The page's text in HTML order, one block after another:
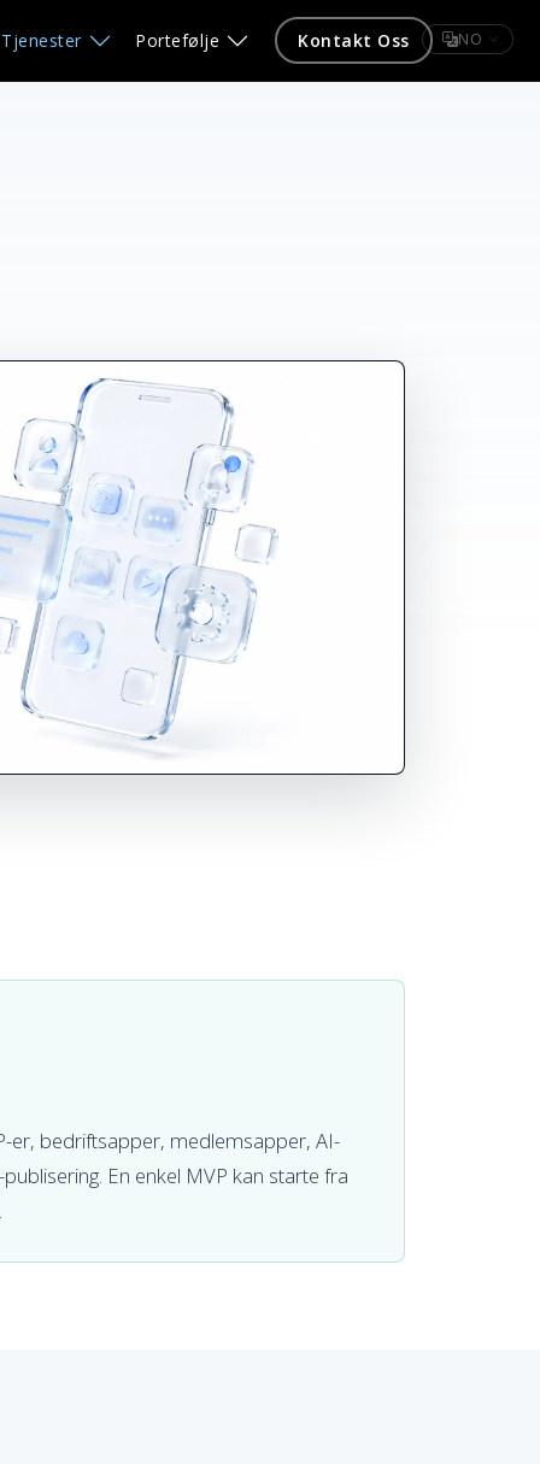
Tjenester Portefølje Kontakt Oss NO
er, bedriftsapper, medlemsapper, AI-
En enkel MVP kan starte fra